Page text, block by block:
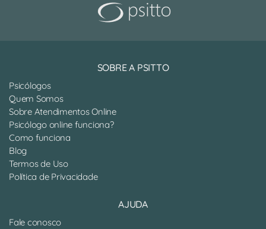
SOBRE A PSITTO
Psicólogos
Quem Somos
Sobre Atendimentos Online
Psicólogo online funciona?
Como funciona
Blog
Termos de Uso
Política de Privacidade
AJUDA
Fale conosco